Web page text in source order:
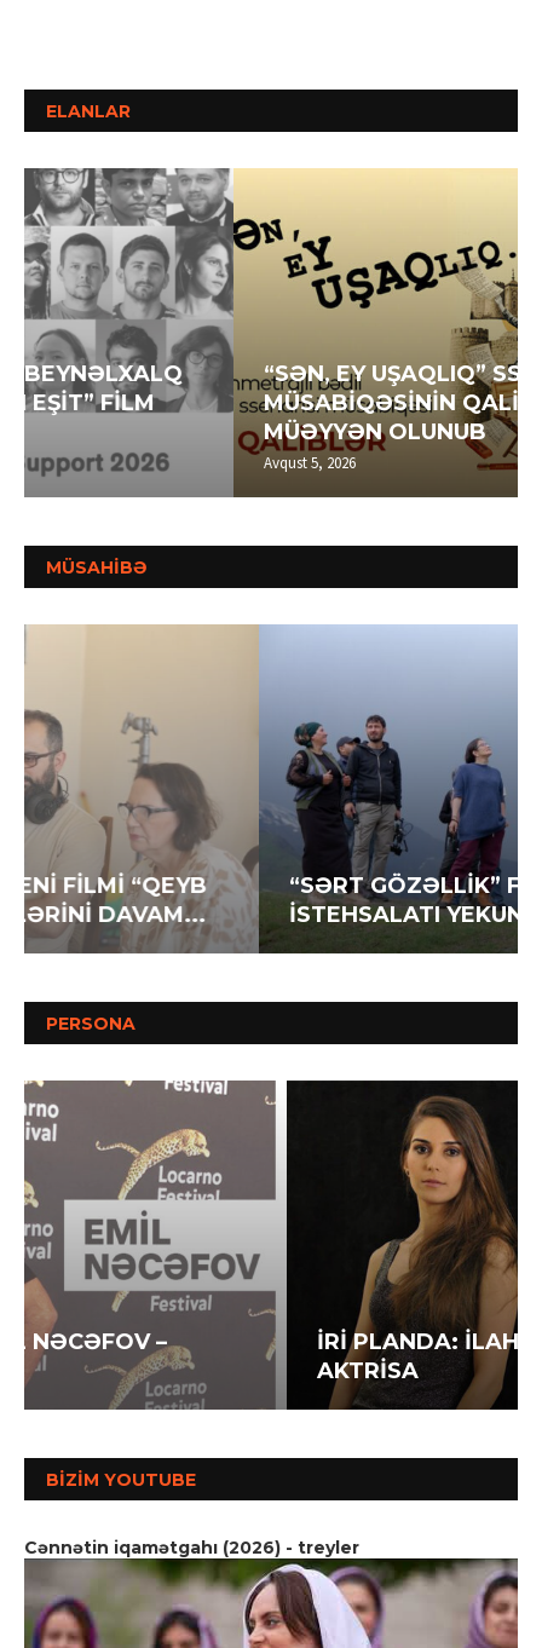
ELANLAR
“SƏN, EY UŞAQLIQ” SSENARİ
MÜSABİQƏSİNİN QALİBLƏRİ
MÜƏYYƏN OLUNUB
Avqust 5, 2026
MÜSAHİBƏ
“SƏRT GÖZƏLLİK” FİLMİNİN
İSTEHSALATI YEKUNLAŞIR
PERSONA
İRİ PLANDA: İLAHƏ HƏSƏNOVA –
AKTRİSA
BIZIM YOUTUBE
Cənnətin iqamətgahı (2026) - treyler